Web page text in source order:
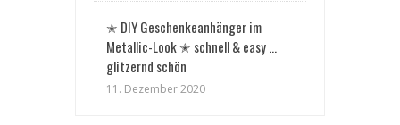
✭ DIY Geschenkeanhänger im
Metallic-Look ✭ schnell & easy …
glitzernd schön
11. Dezember 2020